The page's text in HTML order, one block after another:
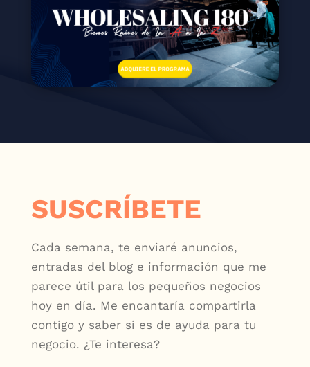
SUSCRÍBETE
Cada semana, te enviaré anuncios,
entradas del blog e información que me
parece útil para los pequeños negocios
hoy en día. Me encantaría compartirla
contigo y saber si es de ayuda para tu
negocio. ¿Te interesa?